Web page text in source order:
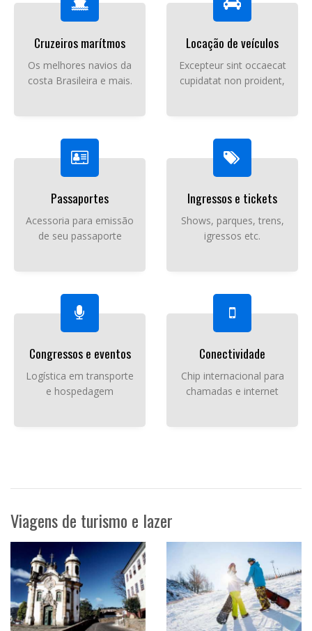
Cruzeiros marítmos
Os melhores navios da
costa Brasileira e mais.
Locação de veículos
Excepteur sint occaecat
cupidatat non proident,
Passaportes
Acessoria para emissão
de seu passaporte
Ingressos e tickets
Shows, parques, trens,
igressos etc.
Congressos e eventos
Logística em transporte
e hospedagem
Conectividade
Chip internacional para
chamadas e internet
Viagens de turismo e lazer